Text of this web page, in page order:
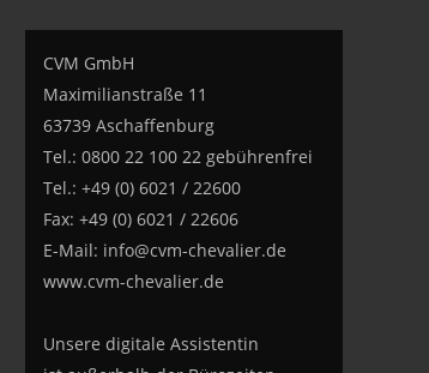
CVM GmbH
Maximilianstraße 11
63739 Aschaffenburg
Tel.: 0800 22 100 22 gebührenfrei
Tel.: +49 (0) 6021 / 22600
Fax: +49 (0) 6021 / 22606
E-Mail: info@cvm-chevalier.de
www.cvm-chevalier.de
Unsere digitale Assistentin